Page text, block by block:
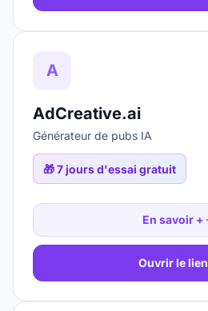
A
AdCreative.ai
Générateur de pubs IA
🎁7 jours d'essai gratuit
En savoir +
Ouvrir le lien